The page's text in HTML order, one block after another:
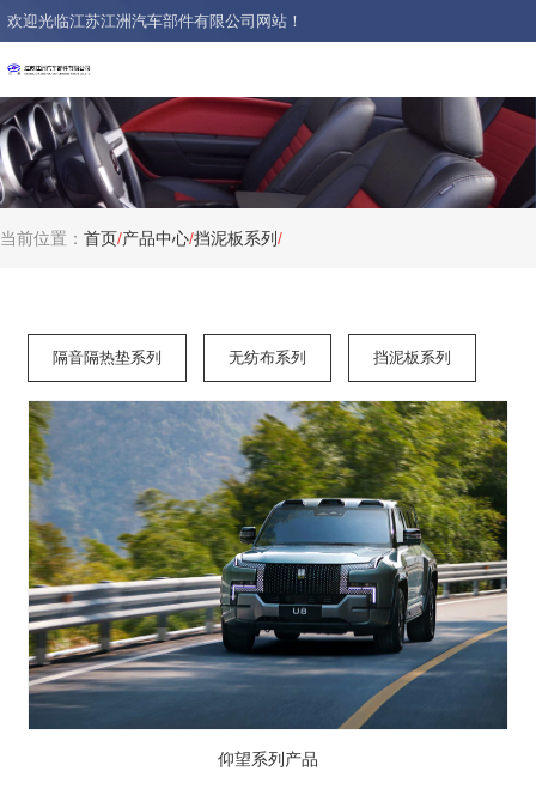
欢迎光临江苏江洲汽车部件有限公司网站！
当前位置： 首页/产品中心/挡泥板系列/
隔音隔热垫系列 无纺布系列 挡泥板系列
仰望系列产品